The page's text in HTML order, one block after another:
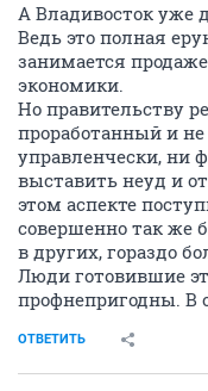
А Владивосток уже
Ведь это полная
занимается
экономики.
Но правительству
проработанный и
управленчески, ни
выставить неуд и
этом аспекте
совершенно так же
в других, гораздо
Люди готовившие
профнепригодны. В
ОТВЕТИТЬ